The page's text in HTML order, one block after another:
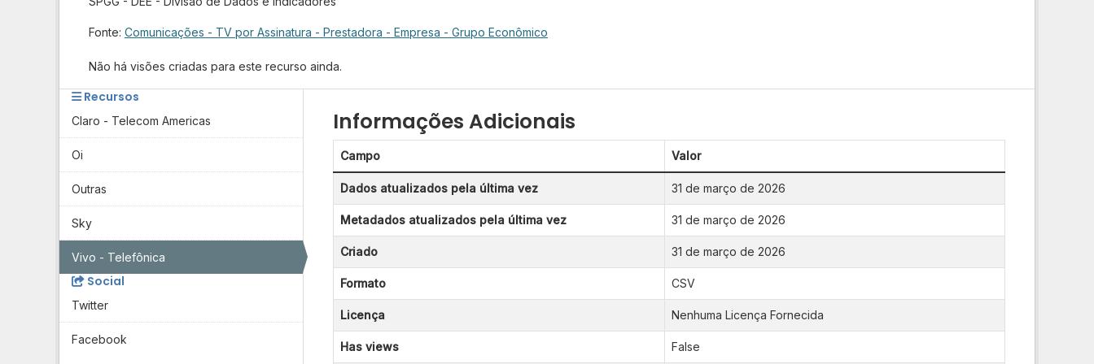
Fonte: Comunicações - TV por Assinatura - Prestadora - Empresa - Grupo Econômico
Não há visões criadas para este recurso ainda.
Recursos
Claro - Telecom Americas
Oi
Outras
Sky
Vivo - Telefônica
Social
Twitter
Facebook
Informações Adicionais
Campo Valor
Dados atualizados pela última vez 31 de março de 2026
Metadados atualizados pela última vez 31 de março de 2026
Criado 31 de março de 2026
Formato CSV
Licença Nenhuma Licença Fornecida
Has views False